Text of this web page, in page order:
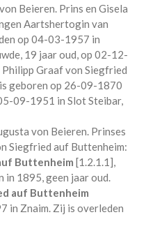
Beieren. Prins en Gisela
Aartshertogin van
op 04-03-1957 in
19 jaar oud, op 02-12-
Graaf von Siegfried
geboren op 26-09-1870
09-1951 in Slot Steibar,
von Beieren. Prinses
Siegfried auf Buttenheim:
Buttenheim [1.2.1.1 ],
in 1895, geen jaar oud.
auf Buttenheim
in Znaim. Zij is overleden